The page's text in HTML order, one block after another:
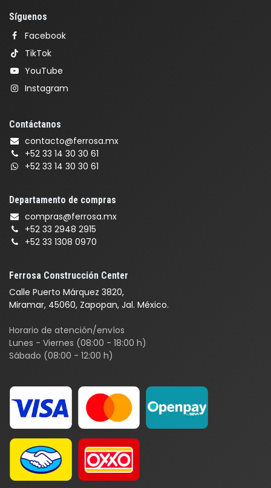
Ferrosa Construcción Center
Calle Puerto Márquez 3820,
Miramar, 45060, Zapopan, Jal. México.
Horario de atención/envíos
Lunes - Viernes (08:00 - 18:00 h)
Sábado (08:00 - 12:00 h)
Síguenos
Facebook
TikTok
YouTube
Instagram
Contáctanos
contacto@ferrosa.mx
+52 33 14 30 30 61
+52 33 14 30 30 61
Departamento de compras
compras@ferrosa.mx
+52 33 2948 2915
+52 33 1308 0970